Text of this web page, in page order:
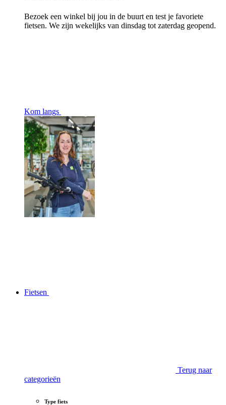
Bezoek een winkel bij jou in de buurt en test je favoriete
fietsen. We zijn wekelijks van dinsdag tot zaterdag geopend.
Kom langs
Fietsen
Terug naar
categorieën
Type fiets